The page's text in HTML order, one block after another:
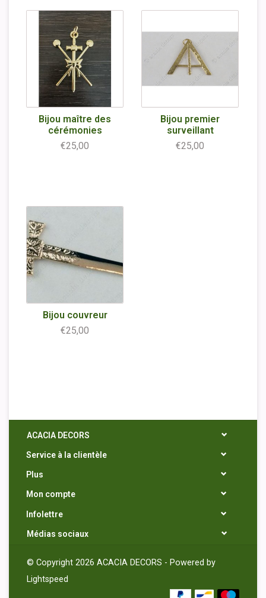
Bijou maître des
cérémonies
€25,00
Bijou premier
surveillant
€25,00
Bijou couvreur
€25,00
ACACIA DECORS
Service à la clientèle
Plus
Mon compte
Infolettre
Médias sociaux
© Copyright 2026 ACACIA DECORS - Powered by
Lightspeed